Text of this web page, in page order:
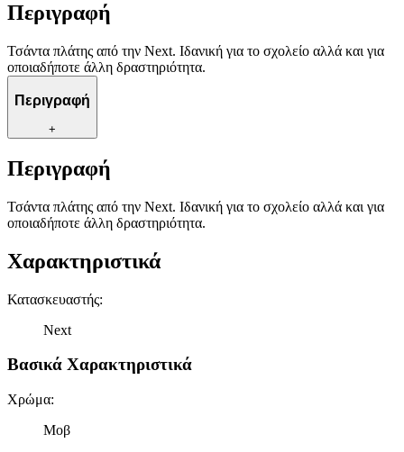
Περιγραφή
Τσάντα πλάτης από την Next. Ιδανική για το σχολείο αλλά και για
οποιαδήποτε άλλη δραστηριότητα.
Περιγραφή
+
Περιγραφή
Τσάντα πλάτης από την Next. Ιδανική για το σχολείο αλλά και για
οποιαδήποτε άλλη δραστηριότητα.
Χαρακτηριστικά
Κατασκευαστής:
Next
Βασικά Χαρακτηριστικά
Χρώμα:
Μοβ